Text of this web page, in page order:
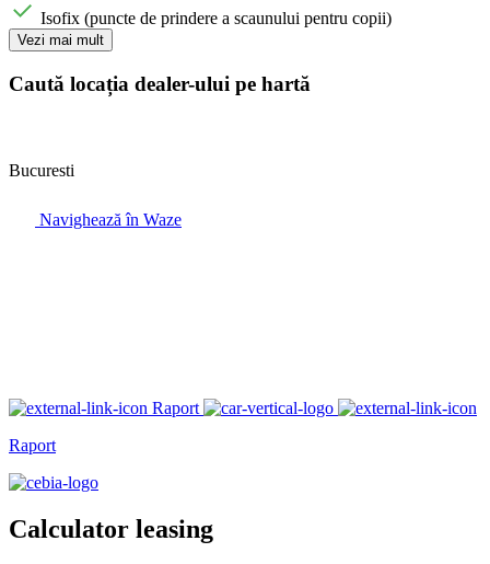
Isofix (puncte de prindere a scaunului pentru copii)
Vezi mai mult
Caută locația dealer-ului pe hartă
Bucuresti
Navighează în Waze
Raport
Raport
Calculator leasing